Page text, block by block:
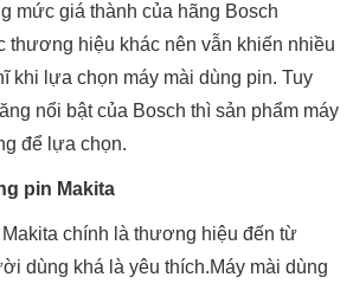
mức giá thành của hãng Bosch
thương hiệu khác nên vẫn khiến nhiều
khi lựa chọn máy mài dùng pin. Tuy
nổi bật của Bosch thì sản phẩm máy
để lựa chọn.
pin Makita
chính là thương hiệu đến từ
dùng khá là yêu thích.Máy mài dùng